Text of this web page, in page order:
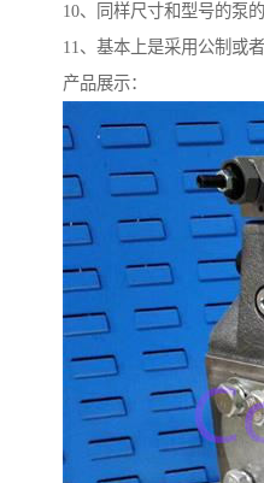
10、同样尺寸和型号的泵
11、基本上是采用公制或者
产品展示：